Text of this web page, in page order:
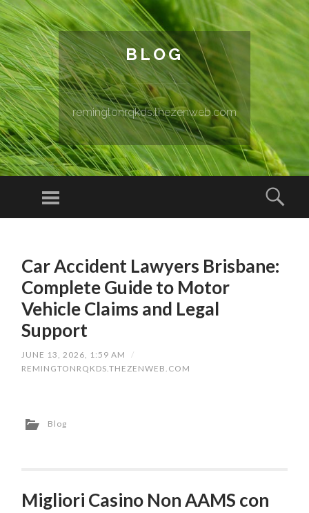
BLOG
remingtonrqkds.thezenweb.com
Menu
Car Accident Lawyers Brisbane:
Complete Guide to Motor
Vehicle Claims and Legal
Support
JUNE 13, 2026, 1:59 AM
/
REMINGTONRQKDS.THEZENWEB.COM
Blog
Migliori Casino Non AAMS con